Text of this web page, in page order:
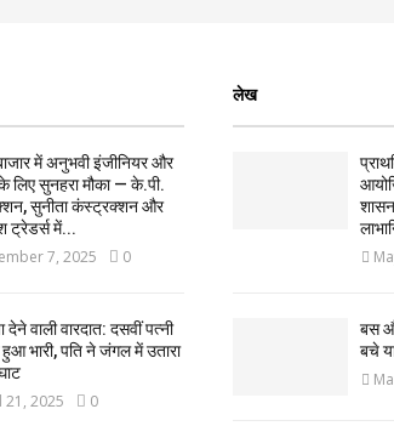
में अनुभवी इंजीनियर और
लिए सुनहरा मौका — के.पी.
सुनीता कंस्ट्रक्शन और
ट्रेडर्स में...
7, 2025 0
वाली वारदात: दसवीं पत्नी
भारी, पति ने जंगल में उतारा
21, 2025 0
लेख
बस
बचे